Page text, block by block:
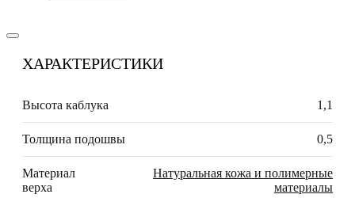
ХАРАКТЕРИСТИКИ
Высота каблука 1,1
Толщина подошвы 0,5
Материал
верха
Натуральная кожа и полимерные
материалы